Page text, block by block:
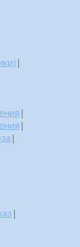
|
|
|
|
|